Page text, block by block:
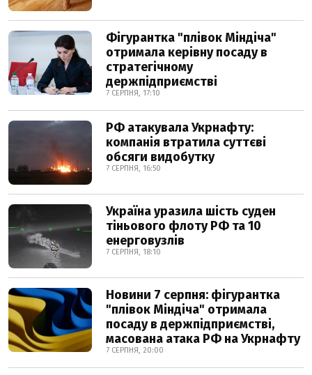
Фігурантка "плівок Міндіча"
отримала керівну посаду в
стратегічному
держпідприємстві
7 СЕРПНЯ, 17:10
РФ атакувала Укрнафту:
компанія втратила суттєві
обсяги видобутку
7 СЕРПНЯ, 16:50
Україна уразила шість суден
тіньового флоту РФ та 10
енерговузлів
7 СЕРПНЯ, 18:10
Новини 7 серпня: фігурантка
"плівок Міндіча" отримала
посаду в держпідприємстві,
масована атака РФ на Укрнафту
7 СЕРПНЯ, 20:00